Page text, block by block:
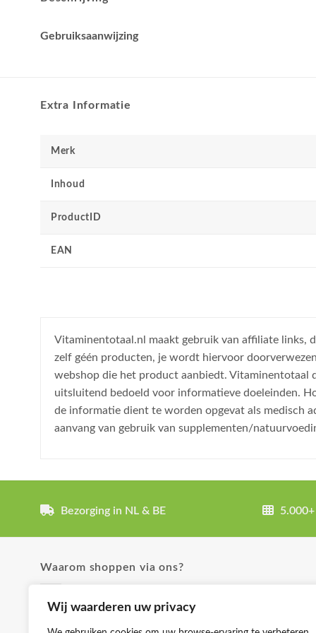
Wij waarderen uw privacy
Gebruiksaanwijzing
Extra Informatie
Merk
Inhoud
ProductID
EAN
Vitaminentotaal.nl maakt gebruik van affiliate links,
zelf géén producten, je wordt hiervoor
webshop die het product aanbiedt. Vitaminentotaal
uitsluitend bedoeld voor informatieve doeleinden.
de informatie dient te worden opgevat als medisch
aanvang van gebruik van supplementen/
Bezorging in NL & BE
Waarom shoppen via ons?
✓ Uitgebreide product omschrijvingen